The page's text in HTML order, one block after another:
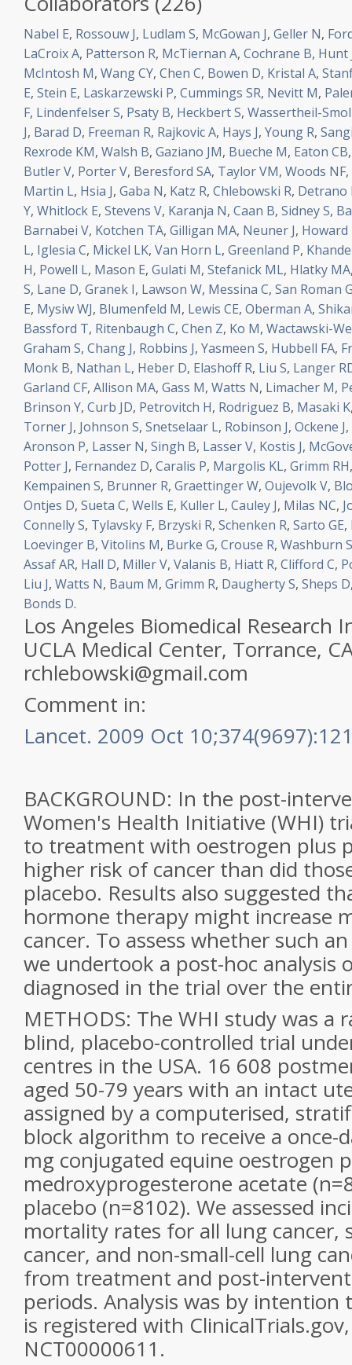
Nabel E, Rossouw J, Ludlam S, McGowan J, Geller N,
LaCroix A, Patterson R, McTiernan A, Cochrane B, Hunt
McIntosh M, Wang CY, Chen C, Bowen D, Kristal A,
E, Stein E, Laskarzewski P, Cummings SR, Nevitt M,
F, Lindenfelser S, Psaty B, Heckbert S, Wassertheil-
J, Barad D, Freeman R, Rajkovic A, Hays J, Young R,
Rexrode KM, Walsh B, Gaziano JM, Bueche M, Eaton CB
Butler V, Porter V, Beresford SA, Taylor VM, Woods NF,
Martin L, Hsia J, Gaba N, Katz R, Chlebowski R, Detrano
Y, Whitlock E, Stevens V, Karanja N, Caan B, Sidney S,
Barnabei V, Kotchen TA, Gilligan MA, Neuner J, Howard
L, Iglesia C, Mickel LK, Van Horn L, Greenland P,
H, Powell L, Mason E, Gulati M, Stefanick ML, Hlatky MA
S, Lane D, Granek I, Lawson W, Messina C, San Roman
E, Mysiw WJ, Blumenfeld M, Lewis CE, Oberman A,
Bassford T, Ritenbaugh C, Chen Z, Ko M, Wactawski-
Graham S, Chang J, Robbins J, Yasmeen S, Hubbell FA,
Monk B, Nathan L, Heber D, Elashoff R, Liu S, Langer
Garland CF, Allison MA, Gass M, Watts N, Limacher M,
Brinson Y, Curb JD, Petrovitch H, Rodriguez B, Masaki K
Torner J, Johnson S, Snetselaar L, Robinson J, Ockene J,
Aronson P, Lasser N, Singh B, Lasser V, Kostis J,
Potter J, Fernandez D, Caralis P, Margolis KL, Grimm RH
Kempainen S, Brunner R, Graettinger W, Oujevolk V,
Ontjes D, Sueta C, Wells E, Kuller L, Cauley J, Milas NC,
Connelly S, Tylavsky F, Brzyski R, Schenken R, Sarto GE,
Loevinger B, Vitolins M, Burke G, Crouse R, Washburn S
Assaf AR, Hall D, Miller V, Valanis B, Hiatt R, Clifford C,
Liu J, Watts N, Baum M, Grimm R, Daugherty S, Sheps D
Bonds D.
Los Angeles Biomedical
UCLA Medical Center, Torrance,
rchlebowski@gmail.com
Comment in:
Lancet. 2009 Oct
BACKGROUND: In the post-
Women's Health Initiative (WHI)
to treatment with oestrogen plus
higher risk of cancer than did
placebo. Results also suggested
hormone therapy might increase
cancer. To assess whether such
we undertook a post-hoc analysis
diagnosed in the trial over the
METHODS: The WHI study was a
blind, placebo-controlled trial
centres in the USA. 16 608
aged 50-79 years with an intact
assigned by a computerised,
block algorithm to receive a once-
mg conjugated equine oestrogen
medroxyprogesterone acetate
placebo (n=8102). We assessed
mortality rates for all lung cancer,
cancer, and non-small-cell lung
from treatment and post-
periods. Analysis was by
is registered with
NCT00000611.